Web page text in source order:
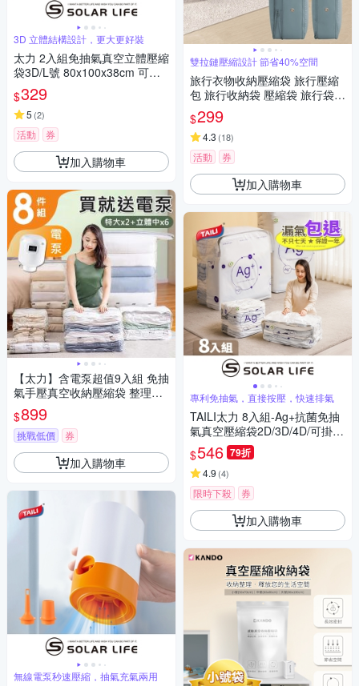
3D 立體結構設計，更大更好裝
太力 2入組免抽氣真空立體壓縮
袋3D/L號 80x100x38cm 可重
覆使用 專利加厚款.衣服收納袋
棉被壓縮袋 手壓真空袋 換季行
李 旅行收納袋
$329
5 (2)
活動 券
加入購物車
【太力】含電泵超值9入組 免抽
氣手壓真空收納壓縮袋 整理袋
(特大x2+立體中x6+電泵x1 棉
被換季收納)
$899
挑戰低價 券
加入購物車
無線電泵秒速壓縮，抽氣充氣兩用
雙拉鏈壓縮設計 節省40%空間
旅行衣物收納壓縮袋 旅行壓縮
包 旅行收納袋 壓縮袋 旅行袋
(買1送1)
$299
4.3 (18)
活動 券
加入購物車
專利免抽氣，直接按壓，快速排氣
TAILI太力 8入組-Ag+抗菌免抽
氣真空壓縮袋2D/3D/4D/可掛
式.衣服收納袋 棉被壓縮袋 手壓
真空袋 換季行李 旅行收納袋
$546 79折
4.9 (4)
限時下殺 券
加入購物車